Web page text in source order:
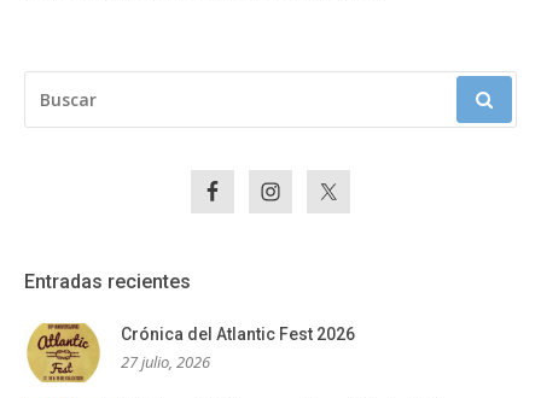
Entradas recientes
Crónica del Atlantic Fest 2026
27 julio, 2026